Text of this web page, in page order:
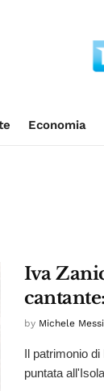
Economia
Iva
by Michele
Il patrimonio
puntata